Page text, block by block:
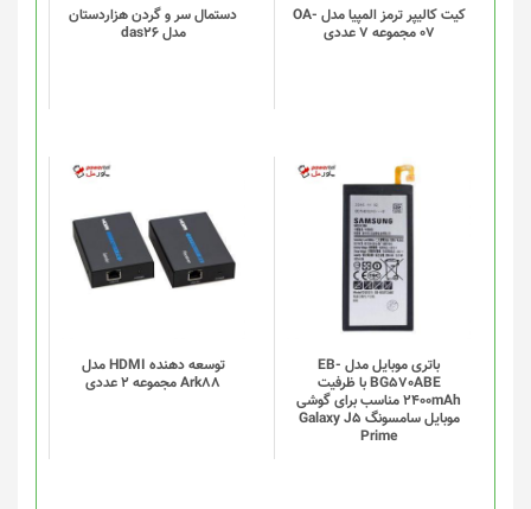
کیت کالیپر ترمز المپیا مدل OA-
07 مجموعه 7 عددی
دستمال سر و گردن هزاردستان
مدل das26
گزینه
ها
محصول
شوند
باتری موبایل مدل EB-
BG570ABE با ظرفیت
2400mAh مناسب برای گوشی
موبایل سامسونگ Galaxy J5
Prime
توسعه دهنده HDMI مدل
Ark88 مجموعه 2 عددی